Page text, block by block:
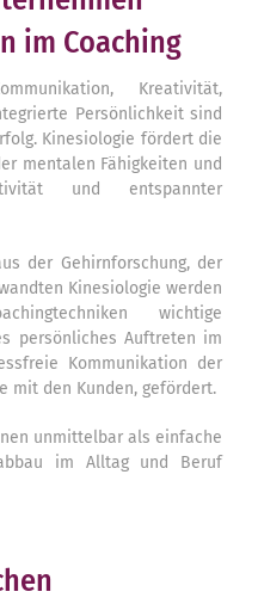
im Coaching
Kreativität,
Persönlichkeit sind
Kinesiologie fördert die
mentalen Fähigkeiten und
und entspannter
der Gehirnforschung, der
Kinesiologie werden
wichtige
persönliches Auftreten im
Kommunikation der
mit den Kunden, gefördert.
unmittelbar als einfache
im Alltag und Beruf